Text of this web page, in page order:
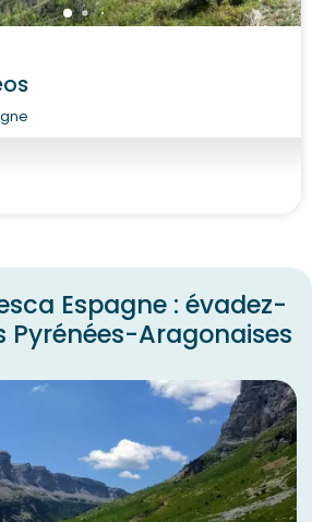
Espagne : évadez-
Pyrénées-Aragonaises